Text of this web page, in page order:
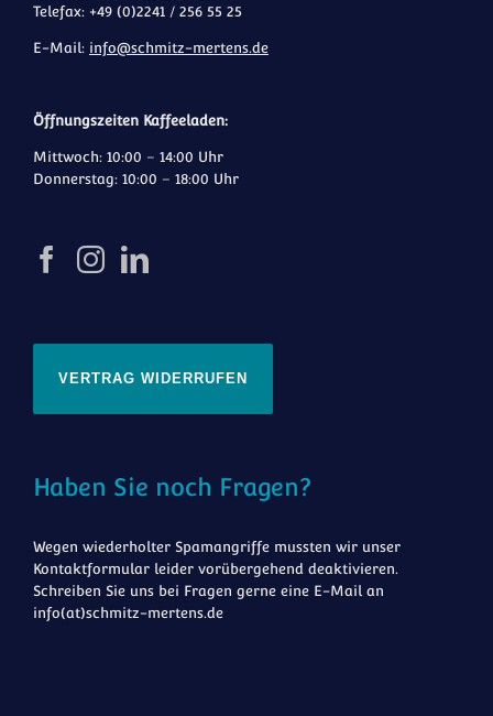
Telefax: +49 (0)2241 / 256 55 25
E-Mail: info@schmitz-mertens.de
Öffnungszeiten Kaffeeladen:
Mittwoch: 10:00 – 14:00 Uhr
Donnerstag: 10:00 – 18:00 Uhr
VERTRAG WIDERRUFEN
Haben Sie noch Fragen?
Wegen wiederholter Spamangriffe mussten wir unser
Kontaktformular leider vorübergehend deaktivieren.
Schreiben Sie uns bei Fragen gerne eine E-Mail an
info(at)schmitz-mertens.de